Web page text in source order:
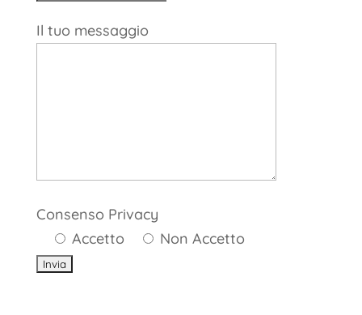
Il tuo messaggio
Consenso Privacy
Accetto
Non Accetto